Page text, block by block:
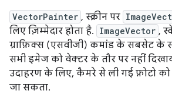
VectorPainter , स्क्रीन पर
लिए ज़िम्मेदार होता है. ImageVector ,
ग्राफ़िक्स (एसवीजी) कमांड के सबसेट के
सभी इमेज को वेक्टर के तौर पर नहीं
उदाहरण के लिए, कैमरे से ली गई फ़ोटो
जा सकता.